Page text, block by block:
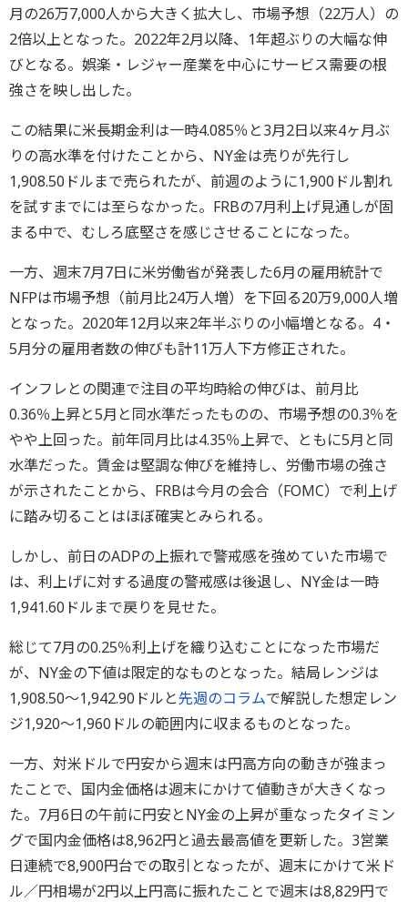
月の26万7,000人から大きく拡大し、市場予想（22万人）の
2倍以上となった。2022年2月以降、1年超ぶりの大幅な伸
びとなる。娯楽・レジャー産業を中心にサービス需要の根
強さを映し出した。
この結果に米長期金利は一時4.085％と3月2日以来4ヶ月ぶ
りの高水準を付けたことから、NY金は売りが先行し
1,908.50ドルまで売られたが、前週のように1,900ドル割れ
を試すまでには至らなかった。FRBの7月利上げ見通しが固
まる中で、むしろ底堅さを感じさせることになった。
一方、週末7月7日に米労働省が発表した6月の雇用統計で
NFPは市場予想（前月比24万人増）を下回る20万9,000人増
となった。2020年12月以来2年半ぶりの小幅増となる。4・
5月分の雇用者数の伸びも計11万人下方修正された。
インフレとの関連で注目の平均時給の伸びは、前月比
0.36％上昇と5月と同水準だったものの、市場予想の0.3％を
やや上回った。前年同月比は4.35％上昇で、ともに5月と同
水準だった。賃金は堅調な伸びを維持し、労働市場の強さ
が示されたことから、FRBは今月の会合（FOMC）で利上げ
に踏み切ることはほぼ確実とみられる。
しかし、前日のADPの上振れで警戒感を強めていた市場で
は、利上げに対する過度の警戒感は後退し、NY金は一時
1,941.60ドルまで戻りを見せた。
総じて7月の0.25％利上げを織り込むことになった市場だ
が、NY金の下値は限定的なものとなった。結局レンジは
1,908.50～1,942.90ドルと先週のコラムで解説した想定レン
ジ1,920～1,960ドルの範囲内に収まるものとなった。
一方、対米ドルで円安から週末は円高方向の動きが強まっ
たことで、国内金価格は週末にかけて値動きが大きくなっ
た。7月6日の午前に円安とNY金の上昇が重なったタイミン
グで国内金価格は8,962円と過去最高値を更新した。3営業
日連続で8,900円台での取引となったが、週末にかけて米ド
ル／円相場が2円以上円高に振れたことで週末は8,829円で